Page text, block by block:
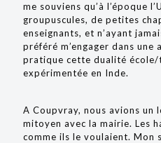
me souviens qu’à l’époque
groupuscules, de petites
enseignants, et n’ayant
préféré m’engager dans
pratique cette dualité école/
expérimentée en Inde.
A Coupvray, nous avions un
mitoyen avec la mairie. Les
comme ils le voulaient. Mon